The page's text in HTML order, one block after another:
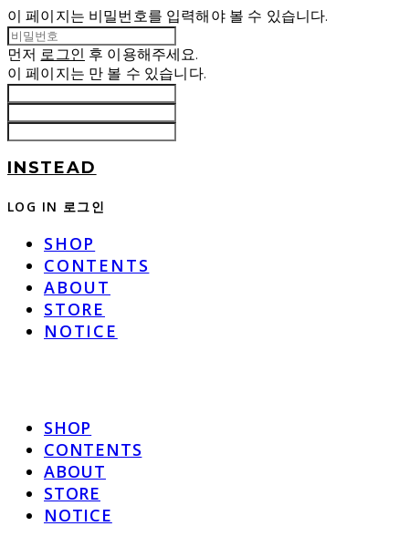
이 페이지는 비밀번호를 입력해야 볼 수 있습니다.
먼저 로그인 후 이용해주세요.
이 페이지는 만 볼 수 있습니다.
INSTEAD
LOG IN 로그인
SHOP
CONTENTS
ABOUT
STORE
NOTICE
SHOP
CONTENTS
ABOUT
STORE
NOTICE